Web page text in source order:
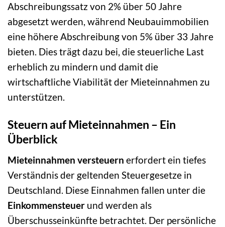
Abschreibungssatz von 2% über 50 Jahre
abgesetzt werden, während Neubauimmobilien
eine höhere Abschreibung von 5% über 33 Jahre
bieten. Dies trägt dazu bei, die steuerliche Last
erheblich zu mindern und damit die
wirtschaftliche Viabilität der Mieteinnahmen zu
unterstützen.
Steuern auf Mieteinnahmen – Ein
Überblick
Mieteinnahmen versteuern erfordert ein tiefes
Verständnis der geltenden Steuergesetze in
Deutschland. Diese Einnahmen fallen unter die
Einkommensteuer und werden als
Überschusseinkünfte betrachtet. Der persönliche